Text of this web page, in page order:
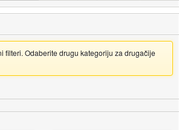
filteri. Odaberite drugu kategoriju za drugačije